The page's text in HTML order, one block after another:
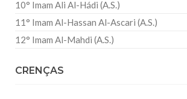
10° Imam Ali Al-Hádi (A.S.)
11° Imam Al-Hassan Al-Ascari (A.S.)
12° Imam Al-Mahdi (A.S.)
CRENÇAS